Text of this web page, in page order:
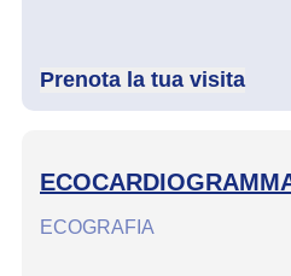
Prenota la tua visita
ECOGRAFIA